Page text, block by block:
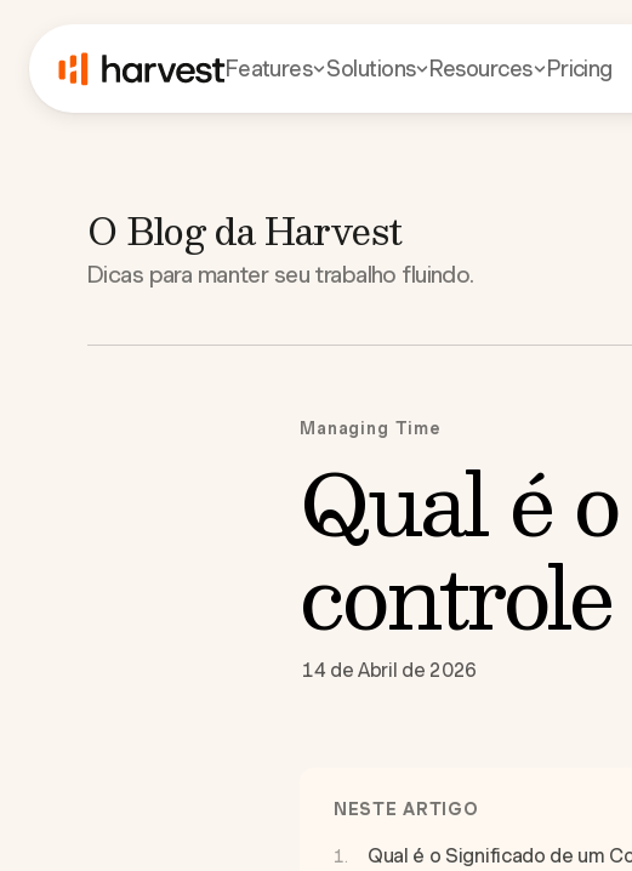
Features Solutions Resources Pricing
O Blog da Harvest
Dicas para manter seu trabalho fluindo.
Managing Time
Qual é
14 de Abril de 2026
NESTE ARTIGO
Qual é o Significado de um